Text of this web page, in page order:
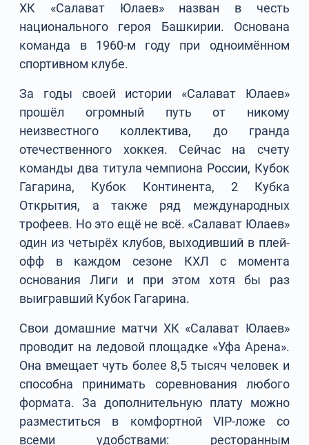
ХК «Салават Юлаев» назван в честь
национального героя Башкирии. Основана
команда в 1960-м году при одноимённом
спортивном клубе.
За годы своей истории «Салават Юлаев»
прошёл огромный путь от никому
неизвестного коллектива, до гранда
отечественного хоккея. Сейчас на счету
команды два титула чемпиона России, Кубок
Гагарина, Кубок Континента, 2 Кубка
Открытия, а также ряд международных
трофеев. Но это ещё не всё. «Салават Юлаев»
один из четырёх клубов, выходивший в плей-
офф в каждом сезоне КХЛ с момента
основания Лиги и при этом хотя бы раз
выигравший Кубок Гагарина.
Свои домашние матчи ХК «Салават Юлаев»
проводит на ледовой площадке «Уфа Арена».
Она вмещает чуть более 8,5 тысяч человек и
способна принимать соревнования любого
формата. За дополнительную плату можно
разместиться в комфортной VIP-ложе со
всеми удобствами: ресторанным